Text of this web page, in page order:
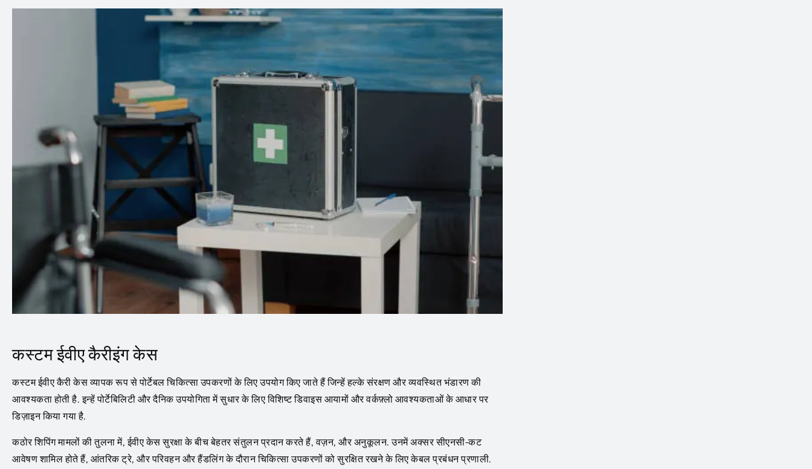
कस्टम ईवीए कैरीइंग केस
कस्टम ईवीए कैरी केस व्यापक रूप से पोर्टेबल चिकित्सा उपकरणों के लिए उपयोग किए जाते हैं जिन्हें हल्के संरक्षण और व्यवस्थित भंडारण की
आवश्यकता होती है. इन्हें पोर्टेबिलिटी और दैनिक उपयोगिता में सुधार के लिए विशिष्ट डिवाइस आयामों और वर्कफ़्लो आवश्यकताओं के आधार पर
डिज़ाइन किया गया है.
कठोर शिपिंग मामलों की तुलना में, ईवीए केस सुरक्षा के बीच बेहतर संतुलन प्रदान करते हैं, वज़न, और अनुकूलन. उनमें अक्सर सीएनसी-कट
आवेषण शामिल होते हैं, आंतरिक ट्रे, और परिवहन और हैंडलिंग के दौरान चिकित्सा उपकरणों को सुरक्षित रखने के लिए केबल प्रबंधन प्रणाली.